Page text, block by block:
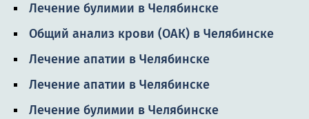
Лечение булимии в Челябинске
Общий анализ крови (ОАК) в Челябинске
Лечение апатии в Челябинске
Лечение апатии в Челябинске
Лечение булимии в Челябинске